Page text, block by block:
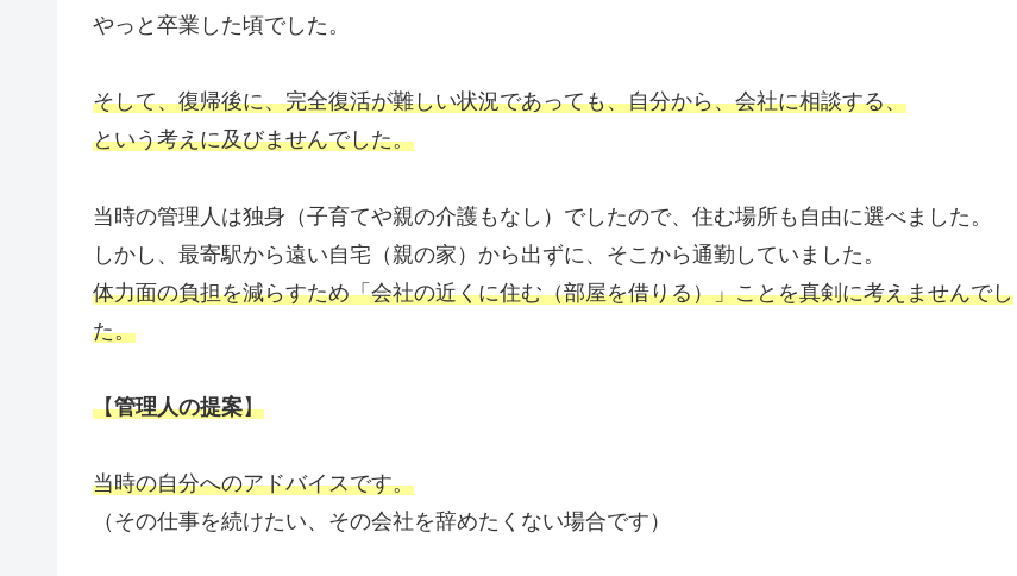
やっと卒業した頃でした。
そして、復帰後に、完全復活が難しい状況であっても、自分から、会社に相談する、
という考えに及びませんでした。
当時の管理人は独身（子育てや親の介護もなし）でしたので、住む場所も自由に選べました。
しかし、最寄駅から遠い自宅（親の家）から出ずに、そこから通勤していました。
体力面の負担を減らすため「会社の近くに住む（部屋を借りる）」ことを真剣に考えませんでし
た。
【管理人の提案】
当時の自分へのアドバイスです。
（その仕事を続けたい、その会社を辞めたくない場合です）